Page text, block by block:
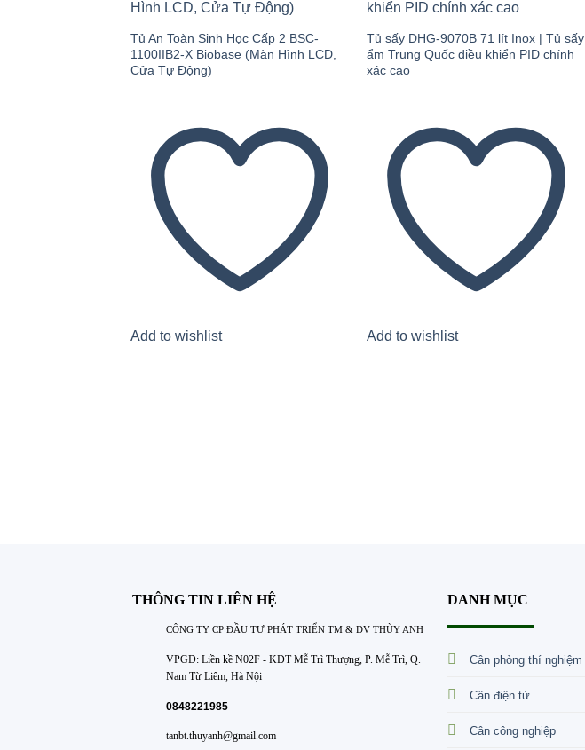
Tủ An Toàn Sinh Học Cấp 2 BSC-
1100IIB2-X Biobase (Màn Hình LCD,
Cửa Tự Động)
Add to wishlist
Tủ sấy DHG-9070B 71 lít Inox | Tủ sấy
ẩm Trung Quốc điều khiển PID chính
xác cao
Add to wishlist
THÔNG TIN LIÊN HỆ
CÔNG TY CP ĐẦU TƯ PHÁT TRIỂN TM & DV THÙY ANH
VPGD: Liền kề N02F - KĐT Mễ Trì Thượng, P. Mễ Trì, Q.
Nam Từ Liêm, Hà Nội
0848221985
tanbt.thuyanh@gmail.com
DANH MỤC
Cân phòng thí nghiệm
Cân điện tử
Cân công nghiệp